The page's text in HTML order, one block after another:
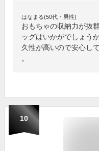
はなまる(50代・男性)
おもちゃの収納力が抜
ッグはいかがでしょう
久性が高いので安心し
。
10